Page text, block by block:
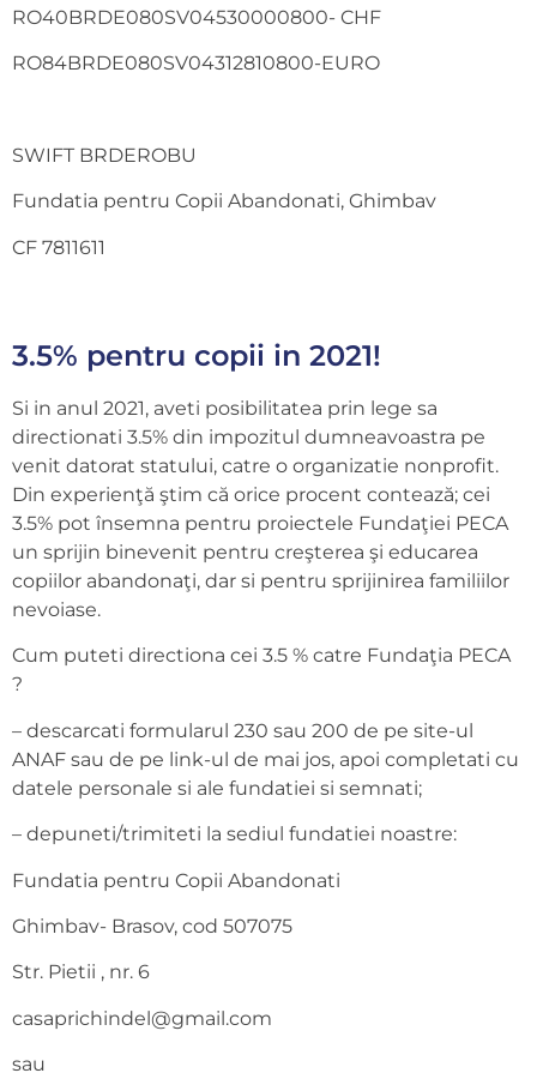
RO40BRDE080SV04530000800- CHF
RO84BRDE080SV04312810800-EURO
SWIFT BRDEROBU
Fundatia pentru Copii Abandonati, Ghimbav
CF 7811611
3.5% pentru copii in 2021!
Si in anul 2021, aveti posibilitatea prin lege sa
directionati 3.5% din impozitul dumneavoastra pe
venit datorat statului, catre o organizatie nonprofit.
Din experienţă ştim că orice procent contează; cei
3.5% pot însemna pentru proiectele Fundaţiei PECA
un sprijin binevenit pentru creşterea şi educarea
copiilor abandonaţi, dar si pentru sprijinirea familiilor
nevoiase.
Cum puteti directiona cei 3.5 % catre Fundaţia PECA
?
– descarcati formularul 230 sau 200 de pe site-ul
ANAF sau de pe link-ul de mai jos, apoi completati cu
datele personale si ale fundatiei si semnati;
– depuneti/trimiteti la sediul fundatiei noastre:
Fundatia pentru Copii Abandonati
Ghimbav- Brasov, cod 507075
Str. Pietii , nr. 6
casaprichindel@gmail.com
sau